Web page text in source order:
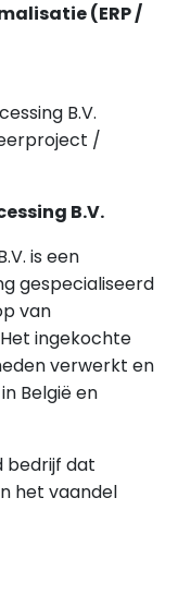
(ERP /
B.V.
/
B.V.
is een
gespecialiseerd
van
ingekochte
verwerkt en
België en
bedrijf dat
het vaandel